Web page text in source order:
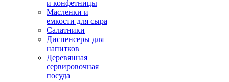
и конфетницы
Масленки и
емкости для сыра
Салатники
Диспенсеры для
напитков
Деревянная
сервировочная
посуда